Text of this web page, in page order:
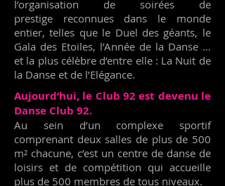
l’organisation de soirées de
prestige reconnues dans le monde
entier, telles que le Duel des géants, le
Gala des Etoiles, l’Année de la Danse …
et la plus célèbre d’entre elle : La Nuit de
la Danse et de l’Elégance.
Aujourd’hui, le Club 92 est devenu le
Danse Club 92.
Au sein d’un complexe sportif
comprenant deux salles de plus de 500
m² chacune, c’est un centre de danse de
loisirs et de compétition qui accueille
plus de 500 membres de tous niveaux.